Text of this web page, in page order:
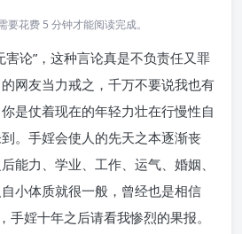
花费 5 分钟才能阅读完成。
害论”，这种言论真是不负责任又罪
网友当力戒之，千万不要说我也有
是仗着现在的年轻力壮在行慢性自
。手婬会使人的先天之本逐渐丧
能力、学业、工作、运气、婚姻、
小体质就很一般，曾经也是相信
手婬十年之后请看我惨烈的果报。